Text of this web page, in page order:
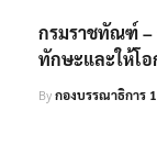
กรมราชทัณฑ์
ทักษะและให้โอ